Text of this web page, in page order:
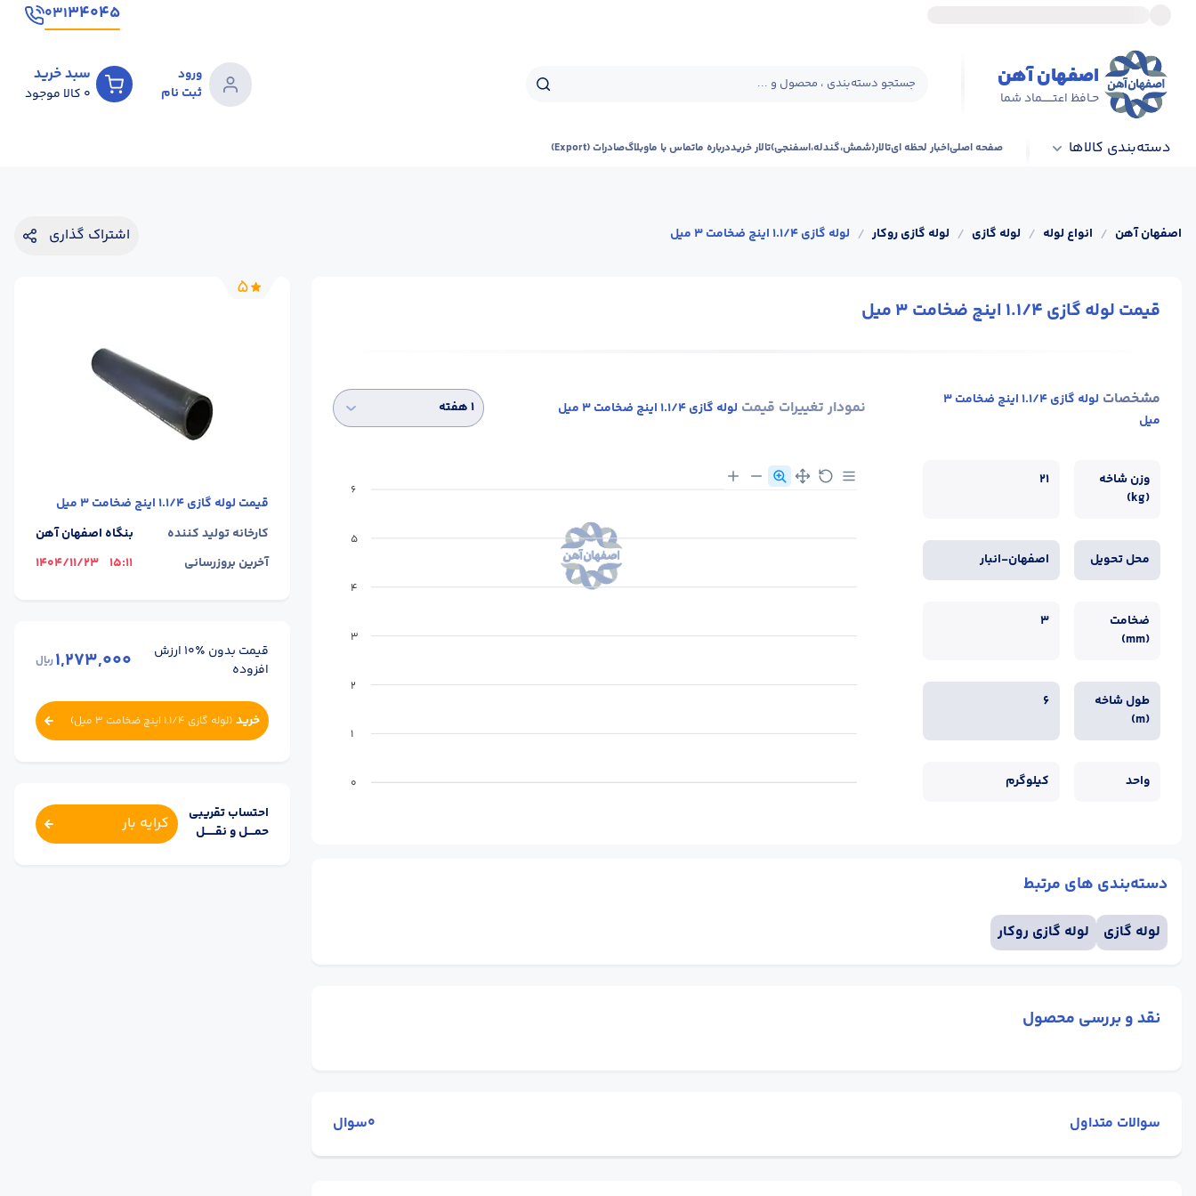
۳۴۰۴۵۰۳۱
اصفهان آهن
حـافظ اعتــــــماد شما
جستجو دسته‌بندی ، محصول و ...
ورود
ثبت نام
سبد خرید
0 کالا موجود
دسته‌بندی کالاها صفحه اصلیاخبار لحظه ایتالار(شمش،گندله،اسفنجی)تالار خریددرباره ماتماس با ماوبلاگصادرات (Export)
اصفهان آهن / انواع لوله / لوله گازی / لوله گازی روکار / لوله گازی 1.1/4 اینچ ضخامت 3 میل اشتراک گذاری
قیمت لوله گازی 1.1/4 اینچ ضخامت 3 میل
مشخصات
لوله گازی 1.1/4 اینچ ضخامت 3
میل
وزن شاخه
(kg)
21
محل تحویل اصفهان-انبار
ضخامت
(mm)
3
طول شاخه
(m)
6
واحد کیلوگرم
نمودار تغییرات قیمت لوله گازی 1.1/4 اینچ ضخامت 3 میل ۱ هفته
6
5
4
3
2
1
0
دسته‌بندی های مرتبط
لوله گازی لوله گازی روکار
نقد و بررسی محصول
سوالات متداول 0سوال
5
قیمت لوله گازی 1.1/4 اینچ ضخامت 3 میل
کارخانه تولید کننده
بنگاه اصفهان آهن
آخرین بروزرسانی
15:11
1404/11/23
قیمت بدون ٪۱۰ ارزش
افزوده
1,273,000ریال
خرید (لوله گازی 1.1/4 اینچ ضخامت 3 میل )
احتساب تقریبی
حمــــل و نقــــــل
کرایه بار